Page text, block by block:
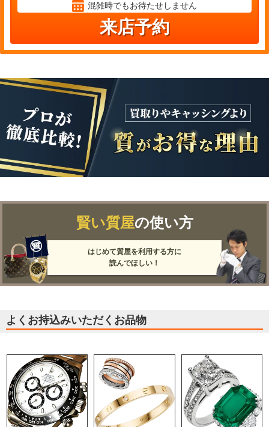
混雑時でもお待たせしません
来店予約
賢い質屋の使い方
はじめて質屋を利用する方に
読んでほしい！
よくお持込みいただくお品物